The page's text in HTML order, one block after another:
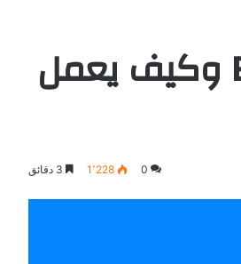
ما هو تقنية البلوتوث Bluetooth وكيف يعمل
0 1٬228